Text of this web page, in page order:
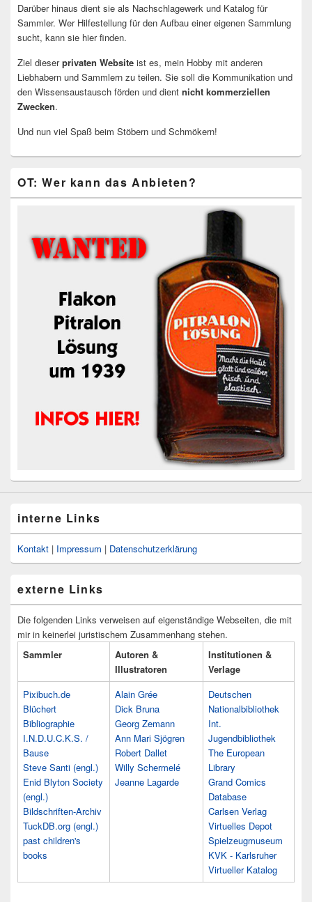
Darüber hinaus dient sie als Nachschlagewerk und Katalog für
Sammler. Wer Hilfestellung für den Aufbau einer eigenen Sammlung
sucht, kann sie hier finden.
Ziel dieserprivaten Website ist es, mein Hobby mit anderen
Liebhabern und Sammlern zu teilen. Sie soll die Kommunikation und
den Wissensaustausch förden und dient nicht kommerziellen
Zwecken.
Und nun viel Spaß beim Stöbern und Schmökern!
OT: Wer kann das Anbieten?
interne Links
Kontakt | Impressum | Datenschutzerklärung
externe Links
Die folgenden Links verweisen auf eigenständige Webseiten, die mit
mir in keinerlei juristischem Zusammenhang stehen.
Sammler
Autoren &
Illustratoren
Institutionen &
Verlage
Pixibuch.de
Blüchert
Bibliographie
I.N.D.U.C.K.S. /
Bause
Steve Santi (engl.)
Enid Blyton Society
(engl.)
Bildschriften-Archiv
TuckDB.org (engl.)
past children's
books
Alain Grée
Dick Bruna
Georg Zemann
Ann Mari Sjögren
Robert Dallet
Willy Schermelé
Jeanne Lagarde
Deutschen
Nationalbibliothek
Int.
Jugendbibliothek
The European
Library
Grand Comics
Database
Carlsen Verlag
Virtuelles Depot
Spielzeugmuseum
KVK - Karlsruher
Virtueller Katalog